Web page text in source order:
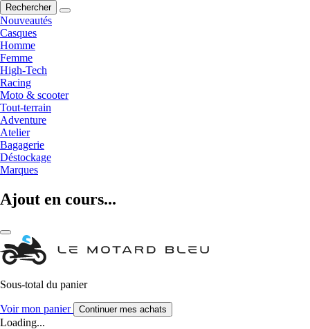
Rechercher
Nouveautés
Casques
Homme
Femme
High-Tech
Racing
Moto & scooter
Tout-terrain
Adventure
Atelier
Bagagerie
Déstockage
Marques
Ajout en cours...
Sous-total du panier
Voir mon panier Continuer mes achats
Loading...